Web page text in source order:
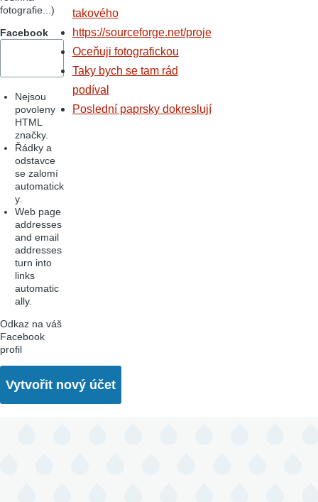
fotografie...)
Facebook
Nejsou
povoleny
HTML
značky.
Řádky a
odstavce
se zalomí
automatick
y.
Web page
addresses
and email
addresses
turn into
links
automatic
ally.
Odkaz na váš
Facebook
profil
takového
https://sourceforge.net/proje
Oceňuji fotografickou
Taky bych se tam rád
podíval
Poslední paprsky dokreslují